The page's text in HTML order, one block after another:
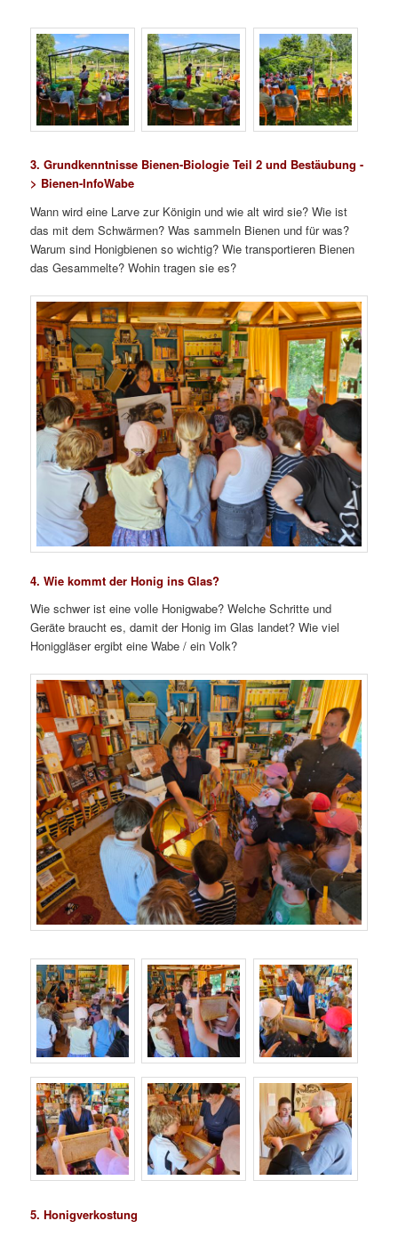
3. Grundkenntnisse Bienen-Biologie Teil 2 und Bestäubung -
> Bienen-InfoWabe
Wann wird eine Larve zur Königin und wie alt wird sie? Wie ist
das mit dem Schwärmen? Was sammeln Bienen und für was?
Warum sind Honigbienen so wichtig? Wie transportieren Bienen
das Gesammelte? Wohin tragen sie es?
4. Wie kommt der Honig ins Glas?
Wie schwer ist eine volle Honigwabe? Welche Schritte und
Geräte braucht es, damit der Honig im Glas landet? Wie viel
Honiggläser ergibt eine Wabe / ein Volk?
5. Honigverkostung